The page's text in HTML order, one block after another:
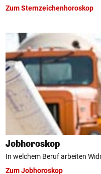
Zum Sternzeichenhoroskop
Jobhoroskop
In welchem Beruf arbeiten
Zum Jobhoroskop